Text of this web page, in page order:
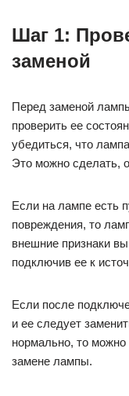
Шаг 1:
заменой
Перед заменой
проверить ее
убедиться, что
Это можно сделать,
Если на лампе есть
повреждения, то
внешние признаки
подключив ее к
Если после
и ее следует
нормально, то
замене лампы.